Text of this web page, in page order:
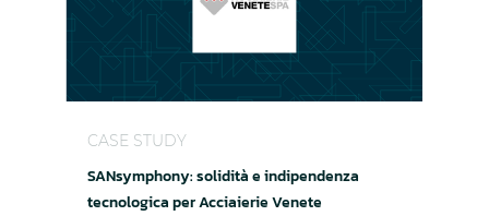
CASE STUDY
SANsymphony: solidità e indipendenza
tecnologica per Acciaierie Venete